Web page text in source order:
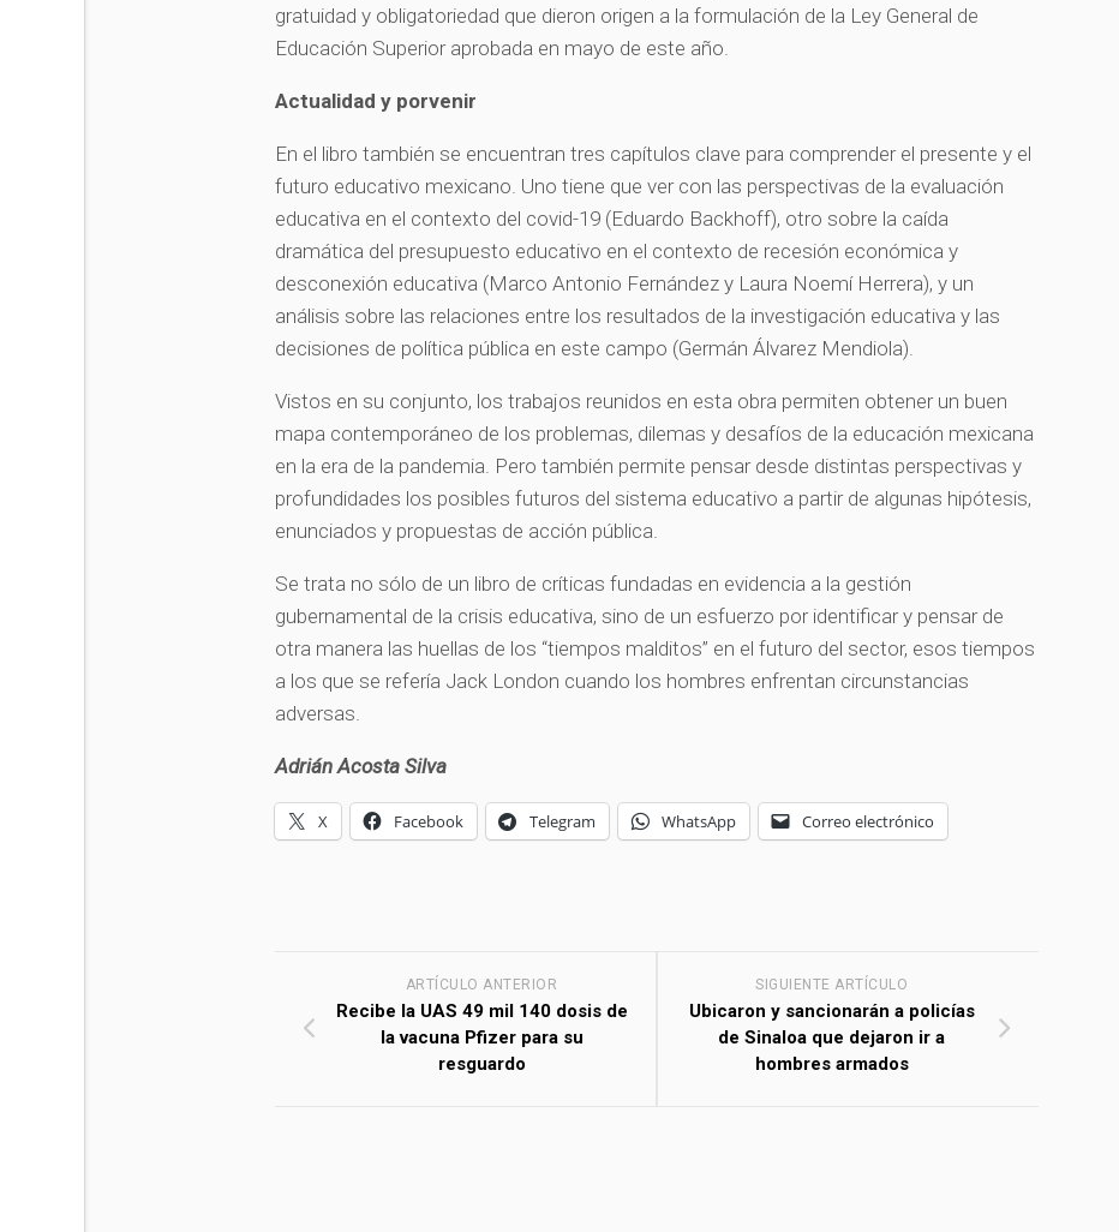
gratuidad y obligatoriedad que dieron origen a la formulación de la Ley General de
Educación Superior aprobada en mayo de este año.
Actualidad y porvenir
En el libro también se encuentran tres capítulos clave para comprender el presente y el
futuro educativo mexicano. Uno tiene que ver con las perspectivas de la evaluación
educativa en el contexto del covid-19 (Eduardo Backhoff), otro sobre la caída
dramática del presupuesto educativo en el contexto de recesión económica y
desconexión educativa (Marco Antonio Fernández y Laura Noemí Herrera), y un
análisis sobre las relaciones entre los resultados de la investigación educativa y las
decisiones de política pública en este campo (Germán Álvarez Mendiola).
Vistos en su conjunto, los trabajos reunidos en esta obra permiten obtener un buen
mapa contemporáneo de los problemas, dilemas y desafíos de la educación mexicana
en la era de la pandemia. Pero también permite pensar desde distintas perspectivas y
profundidades los posibles futuros del sistema educativo a partir de algunas hipótesis,
enunciados y propuestas de acción pública.
Se trata no sólo de un libro de críticas fundadas en evidencia a la gestión
gubernamental de la crisis educativa, sino de un esfuerzo por identificar y pensar de
otra manera las huellas de los “tiempos malditos” en el futuro del sector, esos tiempos
a los que se refería Jack London cuando los hombres enfrentan circunstancias
adversas.
Adrián Acosta Silva
X Facebook Telegram WhatsApp Correo electrónico
SIGUIENTE ARTÍCULO
Ubicaron y sancionarán a policías
de Sinaloa que dejaron ir a
hombres armados
ARTÍCULO ANTERIOR
Recibe la UAS 49 mil 140 dosis de
la vacuna Pfizer para su
resguardo